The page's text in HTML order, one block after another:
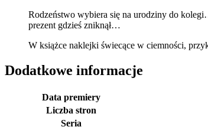
Rodzeństwo wybiera się na urodziny do
prezent gdzieś zniknął…
W książce naklejki świecące w ciemności,
Dodatkowe informacje
Data premiery
Liczba stron
Seria